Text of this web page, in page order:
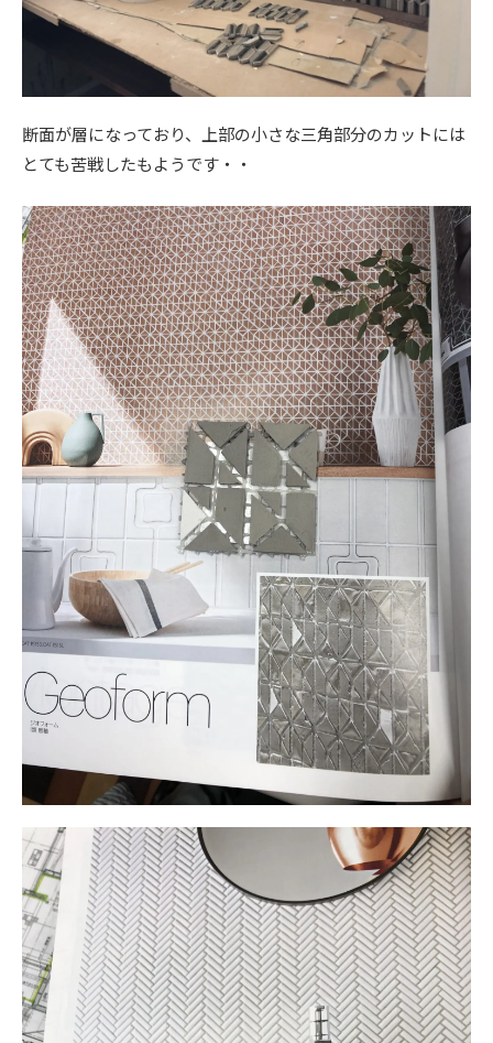
断面が層になっており、上部の小さな三角部分のカットには
とても苦戦したもようです・・